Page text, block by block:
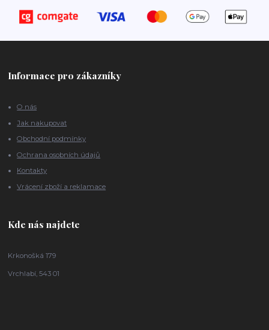
Informace pro zákazníky
O nás
Jak nakupovat
Obchodní podmínky
Ochrana osobních údajů
Kontakty
Vrácení zboží a reklamace
Kde nás najdete
Krkonošká 179
Vrchlabí, 543 01